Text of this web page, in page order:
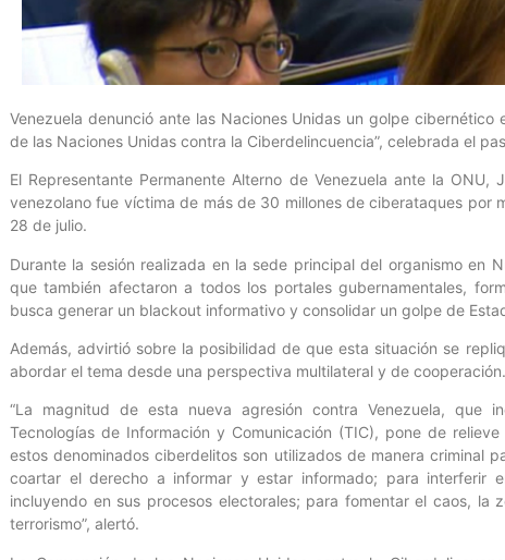
Venezuela denunció ante las Naciones Unidas un golpe
de las Naciones Unidas contra la Ciberdelincuencia”, celebrada el
El Representante Permanente Alterno de Venezuela ante la
venezolano fue víctima de más de 30 millones de ciberataques por
28 de julio.
Durante la sesión realizada en la sede principal del organismo en
que también afectaron a todos los portales gubernamentales,
busca generar un blackout informativo y consolidar un golpe de
Además, advirtió sobre la posibilidad de que esta situación se
abordar el tema desde una perspectiva multilateral y de cooperación.
“La magnitud de esta nueva agresión contra Venezuela, que
Tecnologías de Información y Comunicación (TIC), pone de
estos denominados ciberdelitos son utilizados de manera criminal
coartar el derecho a informar y estar informado; para interferir
incluyendo en sus procesos electorales; para fomentar el caos, la
terrorismo”, alertó.